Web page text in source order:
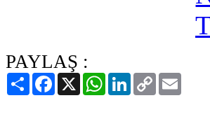
PAYLAŞ :
PaylaşFacebook
X WhatsAppLinkedIn
Copy
Link